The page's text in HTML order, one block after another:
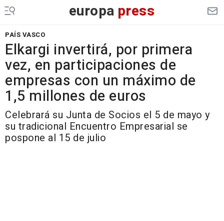
europa press
PAÍS VASCO
Elkargi invertirá, por primera
vez, en participaciones de
empresas con un máximo de
1,5 millones de euros
Celebrará su Junta de Socios el 5 de mayo y
su tradicional Encuentro Empresarial se
pospone al 15 de julio